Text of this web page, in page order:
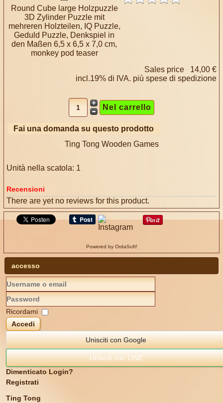
Round Cube large Holzpuzzle
3D Zylinder Puzzle mit
mehreren Holzteilen, IQ Puzzle,
Geduld Puzzle, Denkspiel in
den Maßen 6,5 x 6,5 x 7,0 cm,
monkey pod teaser
Sales price
14,00 €
incl.19% di IVA. più spese di spedizione
Fai una domanda su questo prodotto
Ting Tong Wooden Games
Unità nella scatola: 1
Recensioni
There are yet no reviews for this product.
Powered by OrdaSoft!
accesso
Ricordami
Accedi
Unisciti con Google
Unisciti con LINE
Dimenticato Login?
Registrati
Ting Tong